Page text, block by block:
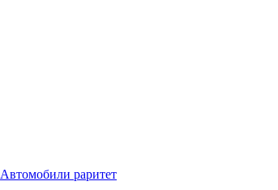
Автомобили раритет